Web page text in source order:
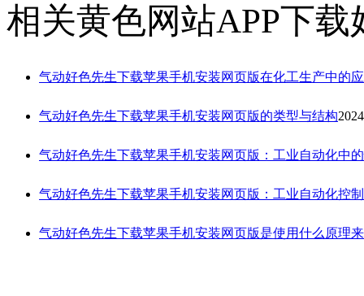
相关黄色网站APP下载
气动好色先生下载苹果手机安装网页版在化工生产中的
气动好色先生下载苹果手机安装网页版的类型与结构
气动好色先生下载苹果手机安装网页版：工业自动化中
气动好色先生下载苹果手机安装网页版：工业自动化控
气动好色先生下载苹果手机安装网页版是使用什么原理